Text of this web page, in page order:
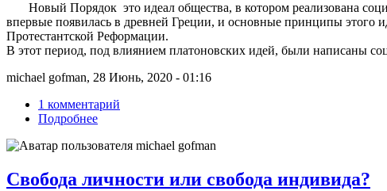
Новый Порядок это идеал общества, в котором реализована
впервые появилась в древней Греции, и основные принципы этого
Протестантской Реформации.
В этот период, под влиянием платоновских идей, были написаны
michael gofman, 28 Июнь, 2020 - 01:16
1 комментарий
Подробнее
Свобода личности или свобода индивида?